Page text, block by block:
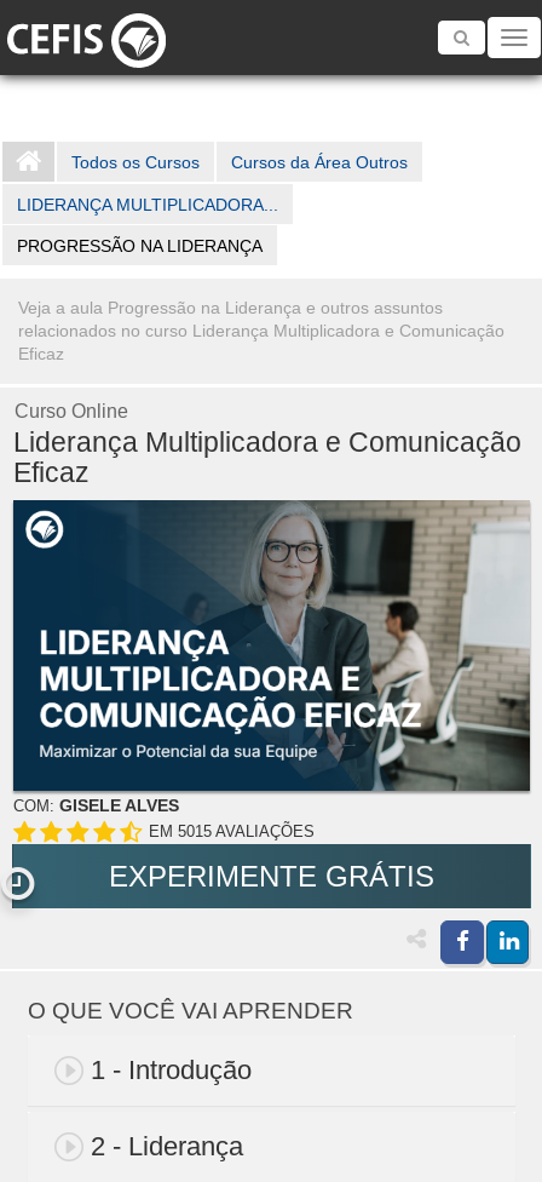
Toggle
Todos os Cursos Cursos da Área Outros
LIDERANÇA MULTIPLICADORA...
PROGRESSÃO NA LIDERANÇA
Veja a aula Progressão na Liderança e outros assuntos
relacionados no curso Liderança Multiplicadora e Comunicação
Eficaz
Curso Online
Liderança Multiplicadora e Comunicação
Eficaz
COM: GISELE ALVES
EM 5015 AVALIAÇÕES
EXPERIMENTE GRÁTIS
O QUE VOCÊ VAI APRENDER
1 - Introdução
2 - Liderança